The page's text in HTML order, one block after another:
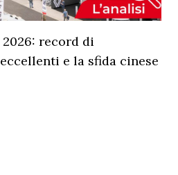
record di
e la sfida cinese